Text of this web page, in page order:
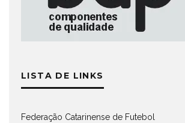
LISTA DE LINKS
Federação Catarinense de Futebol